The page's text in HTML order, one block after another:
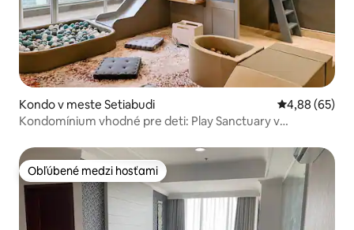
Kondo v meste Setiabudi Priemerné
4,88 (65)
Kondomínium vhodné pre deti: Play Sanctuary v
Obľúbené medzi hosťami
Obľúbené medzi hosťami